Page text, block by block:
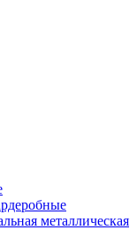
металлическая